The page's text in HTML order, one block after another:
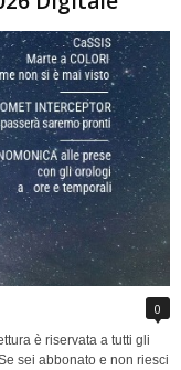
0
è riservata a tutti gli
sei abbonato e non riesci